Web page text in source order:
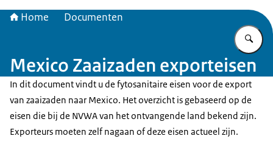
Home Documenten
Mexico Zaaizaden exporteisen
In dit document vindt u de fytosanitaire eisen voor de export
van zaaizaden naar Mexico. Het overzicht is gebaseerd op de
eisen die bij de NVWA van het ontvangende land bekend zijn.
Exporteurs moeten zelf nagaan of deze eisen actueel zijn.